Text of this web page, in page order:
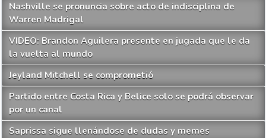
Nashville se pronuncia sobre acto de indisciplina de
Warren Madrigal
VIDEO: Brandon Aguilera presente en jugada que le da
la vuelta al mundo
Jeyland Mitchell se comprometió
Partido entre Costa Rica y Belice solo se podrá observar
por un canal
Saprissa sigue llenándose de dudas y memes